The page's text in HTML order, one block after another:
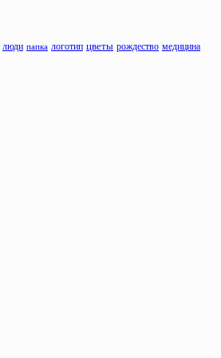
люди папка логотип цветы рождество медицина